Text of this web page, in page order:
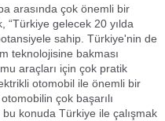
arasında çok önemli bir
“Türkiye gelecek 20 yılda
sahip. Türkiye'nin de
teknolojisine bakması
araçları için çok pratik
otomobil ile önemli bir
çok başarılı
konuda Türkiye ile çalışmak